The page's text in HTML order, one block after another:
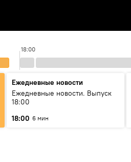
18:00
Ежедневные новости
Ежедневные новости. Выпуск
18:00
18:00 6 мин